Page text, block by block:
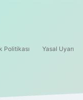
Politikası Yasal Uyarı